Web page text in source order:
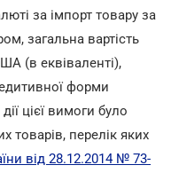
за імпорт товару за
загальна вартість
(в еквіваленті),
форми
цієї вимоги було
товарів, перелік яких
від 28.12.2014 № 73-